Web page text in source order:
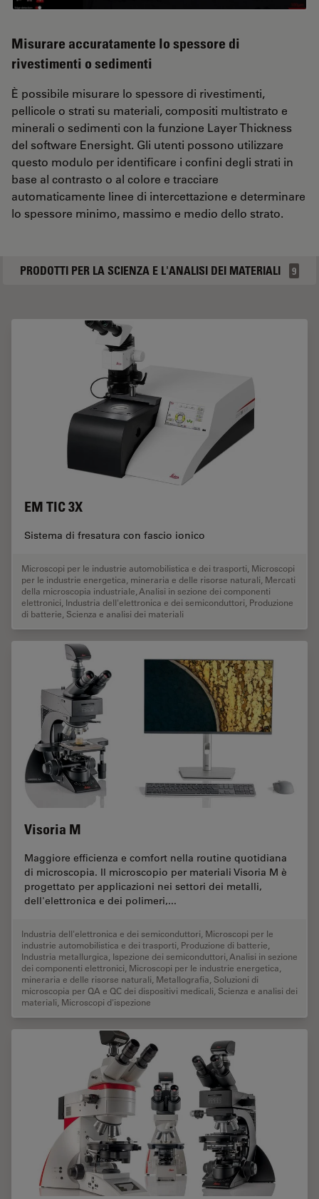
Misurare accuratamente lo spessore di
rivestimenti o sedimenti
È possibile misurare lo spessore di rivestimenti,
pellicole o strati su materiali, compositi multistrato e
minerali o sedimenti con la funzione Layer Thickness
del software Enersight. Gli utenti possono utilizzare
questo modulo per identificare i confini degli strati in
base al contrasto o al colore e tracciare
automaticamente linee di intercettazione e determinare
lo spessore minimo, massimo e medio dello strato.
PRODOTTI PER LA SCIENZA E L'ANALISI DEI MATERIALI 9
EM TIC 3X
Sistema di fresatura con fascio ionico
Microscopi per le industrie automobilistica e dei trasporti, Microscopi
per le industrie energetica, mineraria e delle risorse naturali, Mercati
della microscopia industriale,Analisi in sezione dei componenti
elettronici, Industria dell'elettronica e dei semiconduttori, Produzione
di batterie, Scienza e analisi dei materiali
Visoria M
Maggiore efficienza e comfort nella routine quotidiana
di microscopia. Il microscopio per materiali Visoria M è
progettato per applicazioni nei settori dei metalli,
dell'elettronica e dei polimeri,...
Industria dell'elettronica e dei semiconduttori Microscopi per le
industrie automobilistica e dei trasporti Produzione di batterie
Industria metallurgica Ispezione dei semiconduttori Analisi in sezione
dei componenti elettronici Microscopi per le industrie energetica,
mineraria e delle risorse naturali Metallografia Soluzioni di
microscopia per QA e QC dei dispositivi medicali Scienza e analisi dei
materiali Microscopi d'ispezione